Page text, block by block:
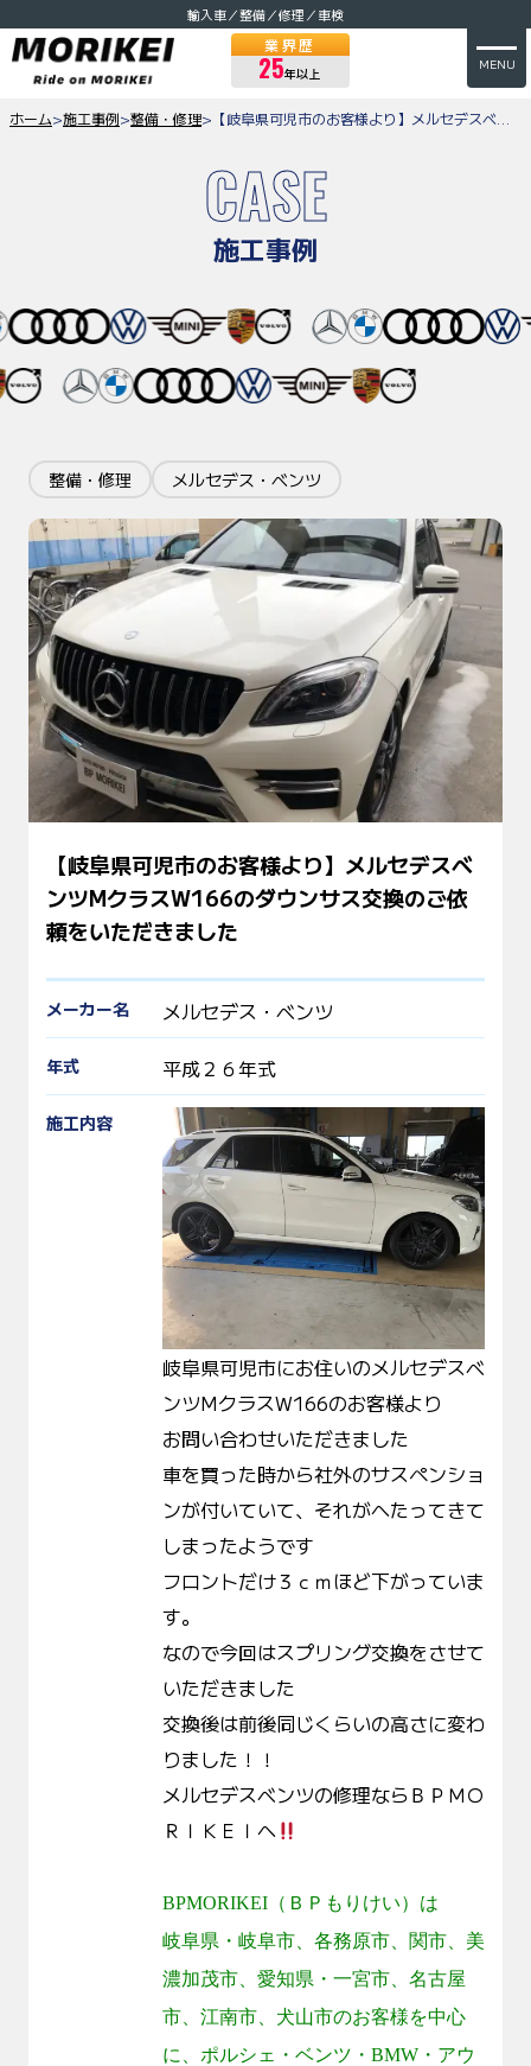
輸入車／整備／修理／車検
業界歴
25年以上
MENU
ホーム>施工事例>整備・修理>
CASE
施工事例
整備・修理 メルセデス・ベンツ
【岐阜県可児市のお客様より】メルセデスベ
ンツMクラスW166のダウンサス交換のご依
頼をいただきました
メーカー名 メルセデス・ベンツ
年式 平成２６年式
施工内容
岐阜県可児市にお住いのメルセデスベ
ンツMクラスW166のお客様より
お問い合わせいただきました
車を買った時から社外のサスペンショ
ンが付いていて、それがへたってきて
しまったようです
フロントだけ３ｃｍほど下がっていま
す。
なので今回はスプリング交換をさせて
いただきました
交換後は前後同じくらいの高さに変わ
りました！！
メルセデスベンツの修理ならＢＰＭＯ
ＲＩＫＥＩへ
BPMORIKEI （ＢＰもりけい）は
岐阜県・岐阜市、各務原市、関市、美
濃加茂市、愛知県・一宮市、名古屋
市、江南市、犬山市のお客様を中心
に、ポルシェ・ベンツ・ BMW ・アウ